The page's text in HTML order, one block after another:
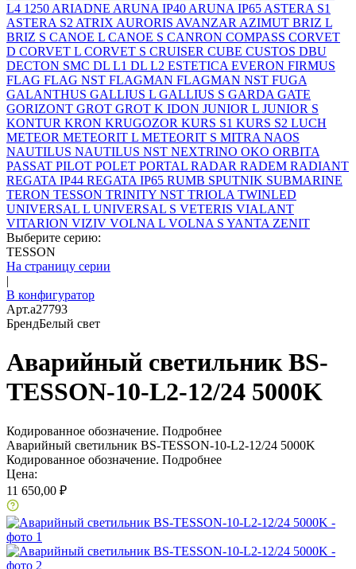
L4 1250 ARIADNE ARUNA IP40 ARUNA IP65 ASTERA S1
ASTERA S2 ATRIX AURORIS AVANZAR AZIMUT BRIZ L
BRIZ S CANOE L CANOE S CANRON COMPASS CORVET
D CORVET L CORVET S CRUISER CUBE CUSTOS DBU
DECTON SMC DL L1 DL L2 ESTETICA EVERON FIRMUS
FLAG FLAG NST FLAGMAN FLAGMAN NST FUGA
GALANTHUS GALLIUS L GALLIUS S GARDA GATE
GORIZONT GROT GROT K IDON JUNIOR L JUNIOR S
KONTUR KRON KRUGOZOR KURS S1 KURS S2 LUCH
METEOR METEORIT L METEORIT S MITRA NAOS
NAUTILUS NAUTILUS NST NEXTRINO OKO ORBITA
PASSAT PILOT POLET PORTAL RADAR RADEM RADIANT
REGATA IP44 REGATA IP65 RUMB SPUTNIK SUBMARINE
TERON TESSON TRINITY NST TRIOLA TWINLED
UNIVERSAL L UNIVERSAL S VETERIS VIALANT
VITARION VIZIV VOLNA L VOLNA S YANTA ZENIT
Выберите серию:
TESSON
На страницу серии
|
В конфигуратор
Арт.a27793
БрендБелый свет
Аварийный светильник BS-
TESSON-10-L2-12/24 5000K
Кодированное обозначение. Подробнее
Аварийный светильник BS-TESSON-10-L2-12/24 5000K
Кодированное обозначение. Подробнее
Цена:
11 650,00 ₽